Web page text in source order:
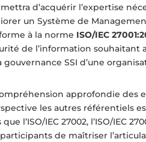
d’acquérir l’expertise
un Système de
à la norme ISO/IEC
de l’information souhaitant
SSI d’une
approfondie des
les autres référentiels
l’ISO/IEC 27002, l’ISO/IEC
participants de maîtriser